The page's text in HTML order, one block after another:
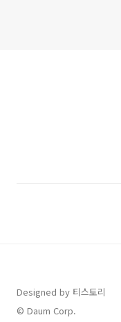
Designed by 티스토리
© Daum Corp.